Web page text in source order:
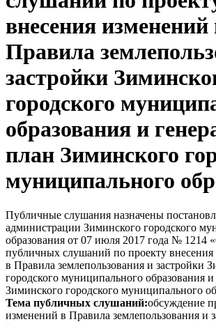
внесения изменений
Правила
застройки
городского
образования и
план Зиминского
муниципального
Публичные слушания назначены
администрации Зиминского городского
образования от 07 июля 2017 года № 1214
публичных слушаний по проекту внесения
в Правила землепользования и застройки
городского муниципального образования
Зиминского городского муниципального
Тема публичных слушаний:обсуждение
изменений в Правила землепользования и